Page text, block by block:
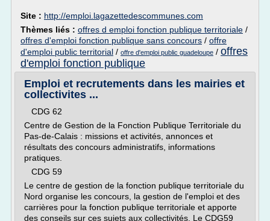
Site : http://emploi.lagazettedescommunes.com
Thèmes liés : offres d emploi fonction publique territoriale /
offres d'emploi fonction publique sans concours / offre
d'emploi public territorial / offre d'emploi public guadeloupe / offres
d'emploi fonction publique
Emploi et recrutements dans les mairies et
collectivites ...
CDG 62
Centre de Gestion de la Fonction Publique Territoriale du
Pas-de-Calais : missions et activités, annonces et
résultats des concours administratifs, informations
pratiques.
CDG 59
Le centre de gestion de la fonction publique territoriale du
Nord organise les concours, la gestion de l'emploi et des
carrières pour la fonction publique territoriale et apporte
des conseils sur ces sujets aux collectivités. Le CDG59